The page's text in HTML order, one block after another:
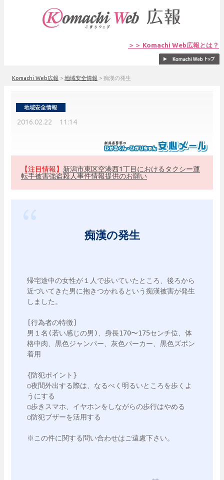
＞＞ Komachi Web広報とは？
Komachi Web広報 > 地域安全情報 > 痴漢の発生
2016.02.22 11:14
【注目情報】 新潟市東区空港西1丁目におけるタクシー運
転手被害強盗殺人事件情報提供のお願い
痴漢の発生
帰宅途中の女性が１人で歩いていたところ、後ろから
近づいてきた男に抱きつかれるという痴漢被害が発生
しました。
[行為者の特徴]
男１名(若い感じの男)、身長170〜175センチ位、体
格中肉、黒色ジャンパー、灰色パーカー、黒色ズボン
着用
{防犯ポイント}
○夜間外出する際は、なるべく明るいところを歩くよ
うにする
○歩きスマホ、イヤホンをしながらの歩行はやめる
○防犯ブザーを活用する
※この件に関する問い合わせはご遠慮下さい。